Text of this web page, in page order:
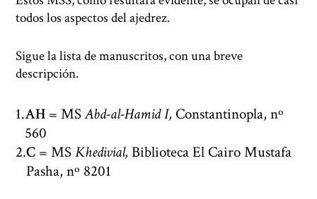
todos los aspectos del ajedrez.
Sigue la lista de manuscritos, con una breve
descripción.
AH = MSAbd-al-Hamid I, Constantinopla, nº
560
C = MSKhedivial,Biblioteca El Cairo Mustafa
Pasha, nº 8201